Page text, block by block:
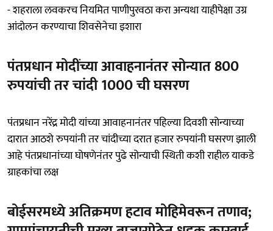
- शहराला लवकरच नियमित पाणीपुरवठा करा अन्यथा याहीपेक्षा उग्र
आंदोलन करण्याचा शिवसेनेचा इशारा
पंतप्रधान मोदींच्या आवाहनानंतर सोन्यात 800
रुपयांची तर चांदी 1000 ची घसरण
पंतप्रधान नरेंद्र मोदी यांच्या आवाहनानंतर पहिल्या दिवशी सोन्याच्या
दारात आठशे रुपयांनी तर चांदीच्या दरात हजार रुपयांनी घसरण झाली
आहे पंतप्रधानांच्या घोषणेनंतर पुढे सोन्याची स्थिती कशी राहील याकडे
ग्राहकांचा लक्ष
बोईसरमध्ये अतिक्रमण हटाव मोहिमेवरून तणाव;